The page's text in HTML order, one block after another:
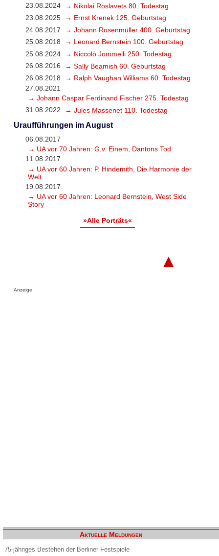
23.08.2024
→ Nikolai Roslavets 80. Todestag
23.08.2025
→ Ernst Krenek 125. Geburtstag
24.08.2017
→ Johann Rosenmüller 400. Geburtstag
25.08.2018
→ Leonard Bernstein 100. Geburtstag
25.08.2024
→ Niccolò Jommelli 250. Todestag
26.08.2016
→ Sally Beamish 60. Geburtstag
26.08.2018
→ Ralph Vaughan Williams 60. Todestag
27.08.2021
→ Johann Caspar Ferdinand Fischer 275. Todestag
31.08.2022
→ Jules Massenet 110. Todestag
Uraufführungen im August
06.08.2017
→ UA vor 70 Jahren: G.v. Einem, Dantons Tod
11.08.2017
→ UA vor 60 Jahren: P. Hindemith, Die Harmonie der
Welt
19.08.2017
→ UA vor 60 Jahren: Leonard Bernstein, West Side
Story
»Alle Porträts«
▲
Anzeige
Aktuelle Meldungen
75-jähriges Bestehen der Berliner Festspiele